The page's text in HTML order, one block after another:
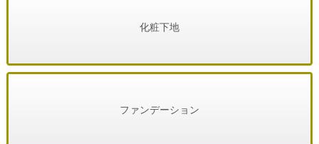
化粧下地
ファンデーション